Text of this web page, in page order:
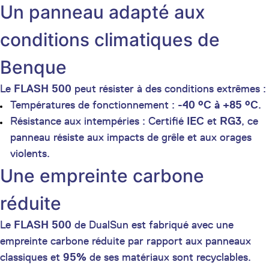
Un panneau adapté aux
conditions climatiques de
Benque
Le FLASH 500 peut résister à des conditions extrêmes :
Températures de fonctionnement : -40 °C à +85 °C.
Résistance aux intempéries : Certifié IEC et RG3, ce
panneau résiste aux impacts de grêle et aux orages
violents.
Une empreinte carbone
réduite
Le FLASH 500 de DualSun est fabriqué avec une
empreinte carbone réduite par rapport aux panneaux
classiques et 95% de ses matériaux sont recyclables.